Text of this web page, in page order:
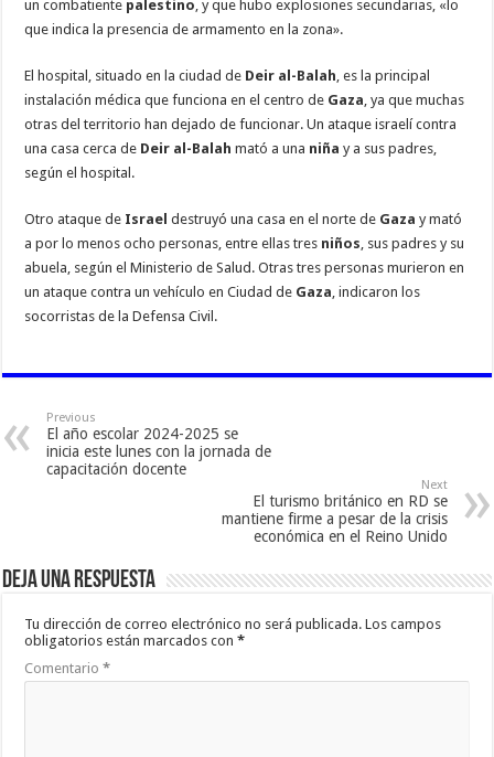
un combatiente palestino, y que hubo explosiones secundarias, «lo
que indica la presencia de armamento en la zona».
El hospital, situado en la ciudad de Deir al-Balah, es la principal
instalación médica que funciona en el centro de Gaza, ya que muchas
otras del territorio han dejado de funcionar. Un ataque israelí contra
una casa cerca de Deir al-Balah mató a una niña y a sus padres,
según el hospital.
Otro ataque de Israel destruyó una casa en el norte de Gaza y mató
a por lo menos ocho personas, entre ellas tres niños, sus padres y su
abuela, según el Ministerio de Salud. Otras tres personas murieron en
un ataque contra un vehículo en Ciudad de Gaza, indicaron los
socorristas de la Defensa Civil.
Previous
El año escolar 2024-2025 se
inicia este lunes con la jornada de
capacitación docente
Next
El turismo británico en RD se
mantiene firme a pesar de la crisis
económica en el Reino Unido
Deja una respuesta
Tu dirección de correo electrónico no será publicada. Los campos
obligatorios están marcados con*
Comentario*